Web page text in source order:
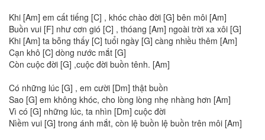
Khi [Am] em cất tiếng [C] , khóc chào đời [G] bên môi [Am]
Buồn vui [F] như cơn gió [C] , thóang [Am] ngoài trời xa xôi [G]
Khi [Am] ta bỗng thấy [C] tuổi ngày [G] càng nhiều thêm [Am]
Cạn khô [C] dòng nước mắt [G]
Còn cuộc đời [G] ,cuộc đời buồn tênh. [Am]
Có những lúc [G] , em cười [Dm] thật buồn
Sao [G] em không khóc, cho lòng lòng nhẹ nhàng hơn [Am]
Vì có [G] những lúc, ta nhìn [Dm] cuộc đời
Nìềm vui [G] trong ánh mắt, còn lệ buồn lệ buồn trên môi [Am]